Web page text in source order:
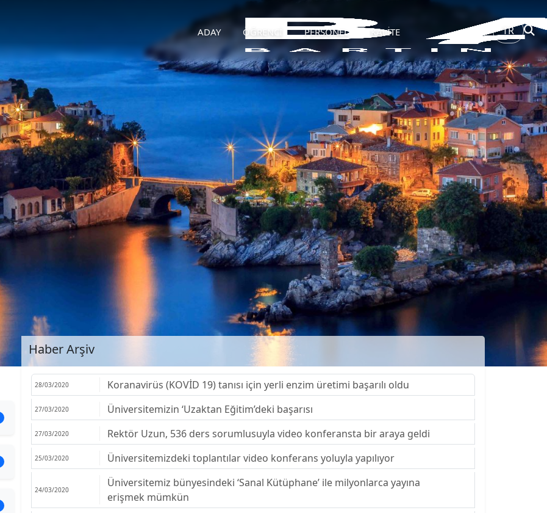
ADAY ÖĞRENCİ PERSONEL KALİTE TR
Haber Arşiv
28/03/2020 Koranavirüs (KOVİD 19) tanısı için yerli enzim üretimi başarılı oldu
27/03/2020 Üniversitemizin ‘Uzaktan Eğitim’deki başarısı
27/03/2020 Rektör Uzun, 536 ders sorumlusuyla video konferansta bir araya geldi
25/03/2020 Üniversitemizdeki toplantılar video konferans yoluyla yapılıyor
24/03/2020
Üniversitemiz bünyesindeki ‘Sanal Kütüphane’ ile milyonlarca yayına
erişmek mümkün